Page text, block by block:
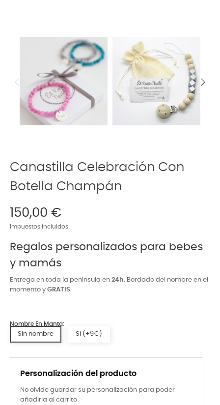
Canastilla Celebración Con
Botella Champán
150,00 €
Impuestos incluidos
Regalos personalizados para bebes
y mamás
Entrega en toda la península en 24h. Bordado del nombre en el
momento y GRATIS.
Personalización del producto
No olvide guardar su personalización para poder
añadirla al carrito
Nombre En Manta:
Sin nombre Si (+9€)